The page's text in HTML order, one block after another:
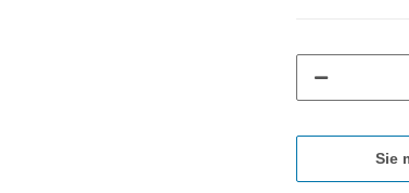
Sie